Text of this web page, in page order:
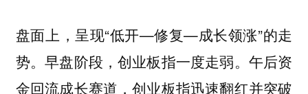
盘面上，呈现“低开—修复—成长领涨”的走
势。早盘阶段，创业板指一度走弱。午后资
金回流成长赛道，创业板指迅速翻红并突破